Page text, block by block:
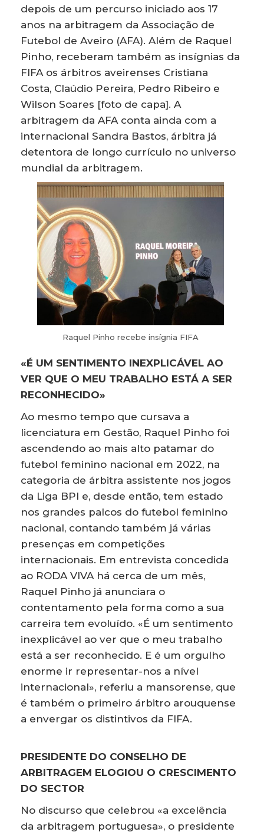
depois de um percurso iniciado aos 17
anos na arbitragem da Associação de
Futebol de Aveiro (AFA). Além de Raquel
Pinho, receberam também as insígnias da
FIFA os árbitros aveirenses Cristiana
Costa, Claúdio Pereira, Pedro Ribeiro e
Wilson Soares [foto de capa]. A
arbitragem da AFA conta ainda com a
internacional Sandra Bastos, árbitra já
detentora de longo currículo no universo
mundial da arbitragem.
Raquel Pinho recebe insígnia FIFA
«É UM SENTIMENTO INEXPLICÁVEL AO
VER QUE O MEU TRABALHO ESTÁ A SER
RECONHECIDO»
Ao mesmo tempo que cursava a
licenciatura em Gestão, Raquel Pinho foi
ascendendo ao mais alto patamar do
futebol feminino nacional em 2022, na
categoria de árbitra assistente nos jogos
da Liga BPI e, desde então, tem estado
nos grandes palcos do futebol feminino
nacional, contando também já várias
presenças em competições
internacionais. Em entrevista concedida
ao RODA VIVA há cerca de um mês,
Raquel Pinho já anunciara o
contentamento pela forma como a sua
carreira tem evoluído. «É um sentimento
inexplicável ao ver que o meu trabalho
está a ser reconhecido. E é um orgulho
enorme ir representar-nos a nível
internacional», referiu a mansorense, que
é também o primeiro árbitro arouquense
a envergar os distintivos da FIFA.
PRESIDENTE DO CONSELHO DE
ARBITRAGEM ELOGIOU O CRESCIMENTO
DO SECTOR
No discurso que celebrou «a excelência
da arbitragem portuguesa», o presidente